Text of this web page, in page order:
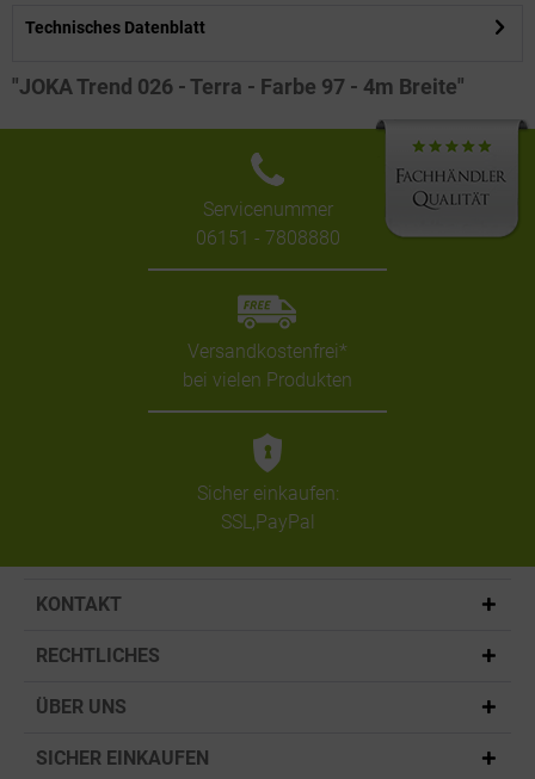
Technisches Datenblatt
"JOKA Trend 026 - Terra - Farbe 97 - 4m Breite"
Servicenummer
06151 - 7808880
Versandkostenfrei*
bei vielen Produkten
Sicher einkaufen:
SSL,PayPal
KONTAKT
RECHTLICHES
ÜBER UNS
SICHER EINKAUFEN